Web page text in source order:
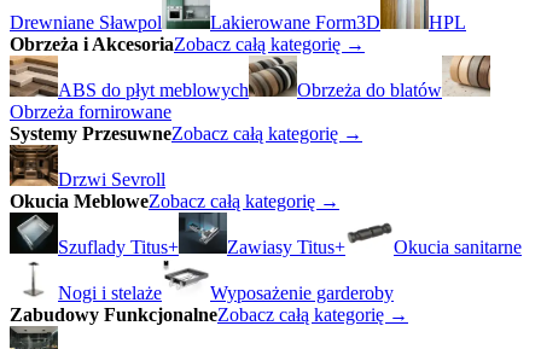
Drewniane Sławpol Lakierowane Form3D
HPL
Obrzeża i AkcesoriaZobacz całą kategorię →
ABS do płyt meblowych
Obrzeża do blatów
Obrzeża fornirowane
Systemy PrzesuwneZobacz całą kategorię →
Drzwi Sevroll
Okucia MebloweZobacz całą kategorię →
Szuflady Titus+ Zawiasy Titus+ Okucia sanitarne
Nogi i stelaże
Wyposażenie garderoby
Zabudowy FunkcjonalneZobacz całą kategorię →